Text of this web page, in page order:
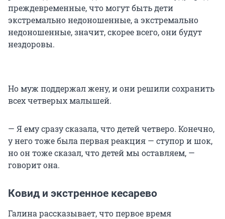
преждевременные, что могут быть дети
экстремально недоношенные, а экстремально
недоношенные, значит, скорее всего, они будут
нездоровы.
Но муж поддержал жену, и они решили сохранить
всех четверых малышей.
— Я ему сразу сказала, что детей четверо. Конечно,
у него тоже была первая реакция — ступор и шок,
но он тоже сказал, что детей мы оставляем, —
говорит она.
Ковид и экстренное кесарево
Галина рассказывает, что первое время